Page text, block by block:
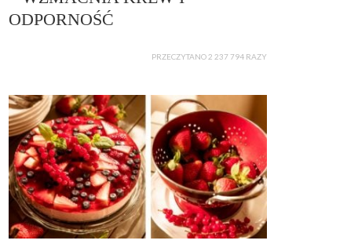
ODPORNOŚĆ
PRZECZYTANO 2 237 794 RAZY